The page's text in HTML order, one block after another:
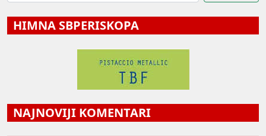
HIMNA SBPERISKOPA
NAJNOVIJI KOMENTARI